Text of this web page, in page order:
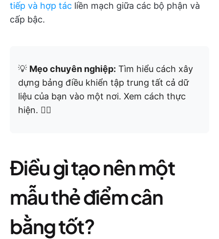
tiếp và hợp tác liền mạch giữa các bộ phận và
cấp bậc.
💡 Mẹo chuyên nghiệp: Tìm hiểu cách xây
dựng bảng điều khiển tập trung tất cả dữ
liệu của bạn vào một nơi. Xem cách thực
hiện. 👇🏼
Điều gì tạo nên một
mẫu thẻ điểm cân
bằng tốt?